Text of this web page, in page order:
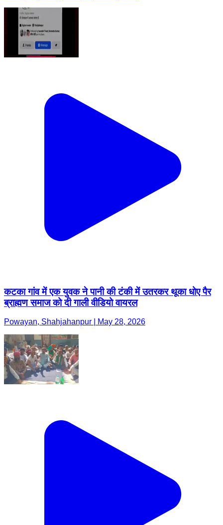
कटका गांव में एक युवक ने पानी की टंकी में उतरकर थूका धोए पैर
ब्राह्मण समाज को दी गाली वीडियो वायरल
Powayan, Shahjahanpur | May 28, 2026